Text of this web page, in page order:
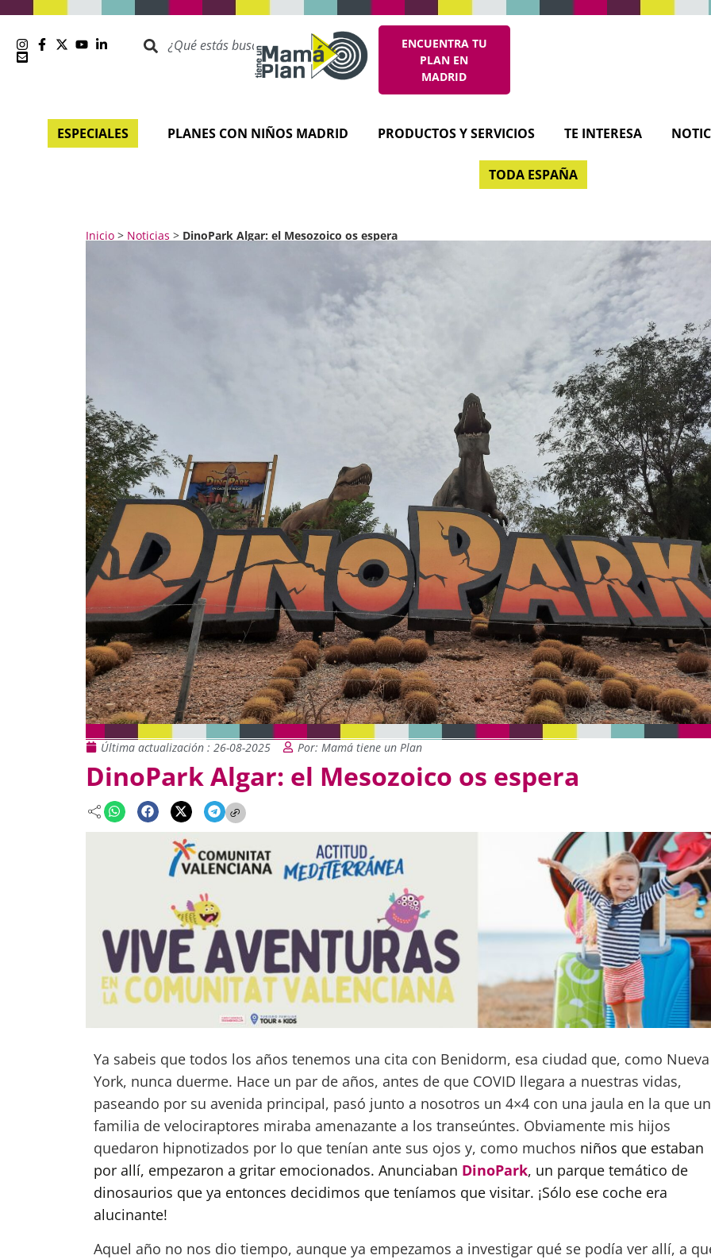
ENCUENTRA TU
PLAN EN
MADRID
ESPECIALES PLANES CON NIÑOS MADRID PRODUCTOS Y SERVICIOS TE INTERESA
TODA ESPAÑA
Inicio> Noticias > DinoPark Algar: el Mesozoico os espera
Última actualización : 26-08-2025 Por: Mamá tiene un Plan
DinoPark Algar: el Mesozoico os espera
Ya sabeis que todos los años tenemos una cita con Benidorm, esa ciudad que, como Nueva
York, nunca duerme. Hace un par de años, antes de que COVID llegara a nuestras vidas,
paseando por su avenida principal, pasó junto a nosotros un 4×4 con una jaula en la que
familia de velociraptores miraba amenazante a los transeúntes. Obviamente mis hijos
quedaron hipnotizados por lo que tenían ante sus ojos y, como muchos niños que estaban
por allí, empezaron a gritar emocionados. Anunciaban DinoPark, un parque temático de
dinosaurios que ya entonces decidimos que teníamos que visitar. ¡Sólo ese coche era
alucinante!
Aquel año no nos dio tiempo, aunque ya empezamos a investigar qué se podía ver allí, a